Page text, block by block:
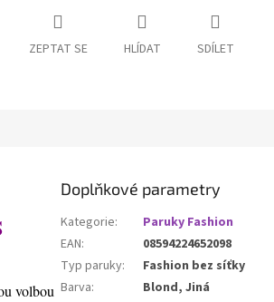
ZEPTAT SE HLÍDAT SDÍLET
volbou
Doplňkové parametry
Kategorie:
Paruky Fashion
EAN:
08594224652098
Typ paruky:
Fashion bez síťky
Barva:
Blond, Jiná